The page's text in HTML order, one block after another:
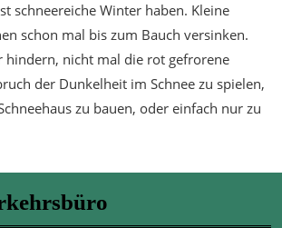
schneereiche Winter haben. Kleine
schon mal bis zum Bauch versinken.
hindern, nicht mal die rot gefrorene
der Dunkelheit im Schnee zu spielen,
zu bauen, oder einfach nur zu